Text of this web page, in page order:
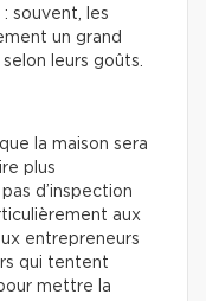
: souvent, les
un grand
leurs goûts.
la maison sera
plus
d’inspection
aux
entrepreneurs
qui tentent
mettre la